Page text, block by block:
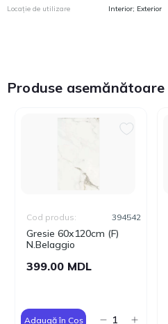
Locație de utilizare Interior; Exterior
Produse asemănătoare
Gresie 60x120cm (F)
N.Belaggio
Cod produs: 394542
399.00 MDL
Adaugă în Coș